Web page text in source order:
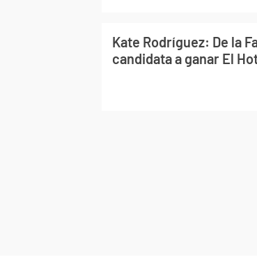
Kate Rodríguez: De la
candidata a ganar El